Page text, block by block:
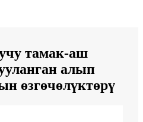
тамак-аш
алып
өзгөчөлүктөрү